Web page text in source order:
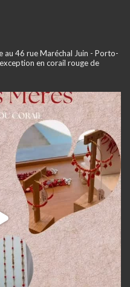
au 46 rue Maréchal Juin - Porto-
en corail rouge de